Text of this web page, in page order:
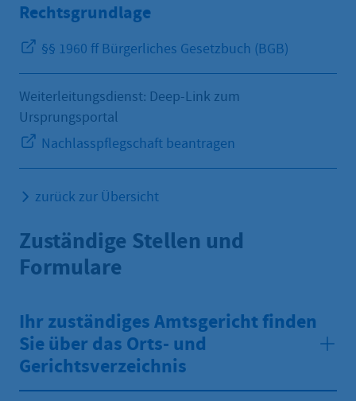
Rechtsgrundlage
§§ 1960 ff Bürgerliches Gesetzbuch (BGB)
Weiterleitungsdienst: Deep-Link zum
Ursprungsportal
Nachlasspflegschaft beantragen
zurück zur Übersicht
Zuständige Stellen und
Formulare
Ihr zuständiges Amtsgericht finden
Sie über das Orts- und
Gerichtsverzeichnis